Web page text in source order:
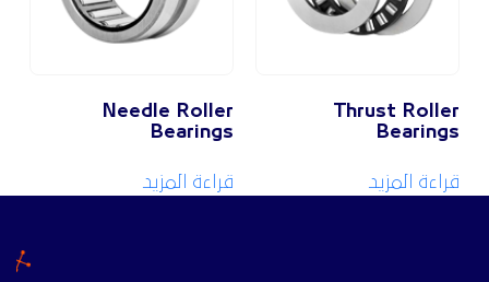
Thrust
المزيد
Needle Roller
Bearings
قراءة المزيد